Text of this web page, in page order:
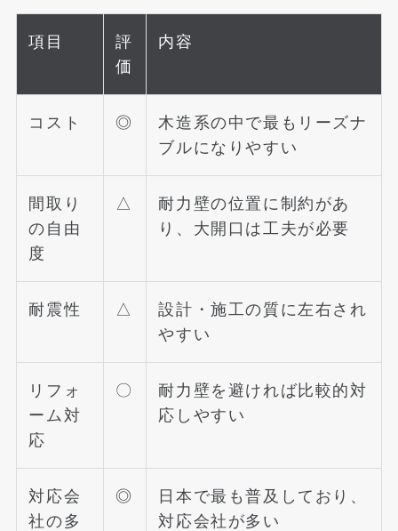
項目
評
価
内容
コスト ◎
木造系の中で最もリーズナ
ブルになりやすい
間取り
の自由
度
△
耐力壁の位置に制約があ
り、大開口は工夫が必要
耐震性 △
設計・施工の質に左右され
やすい
リフォ
ーム対
応
〇
耐力壁を避ければ比較的対
応しやすい
対応会
社の多
◎
日本で最も普及しており、
対応会社が多い